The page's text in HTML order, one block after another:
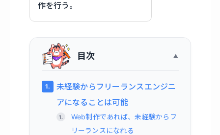
作を行う。
目次
未経験からフリーランスエンジニ
アになることは可能
Web制作であれば、未経験からフ
リーランスになれる